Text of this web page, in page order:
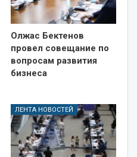
Олжас Бектенов
провел совещание по
вопросам развития
бизнеса
ЛЕНТА НОВОСТЕЙ